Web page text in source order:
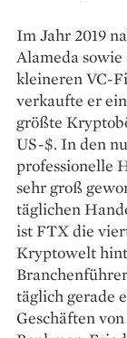
Im Jahr 2019
Alameda
kleineren VC-
verkaufte er
größte
US-$. In den
professionelle
sehr groß
täglichen
ist FTX die
Kryptowelt
täglich gerade
Geschäften